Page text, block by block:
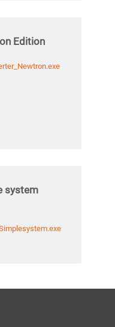
Edition
system